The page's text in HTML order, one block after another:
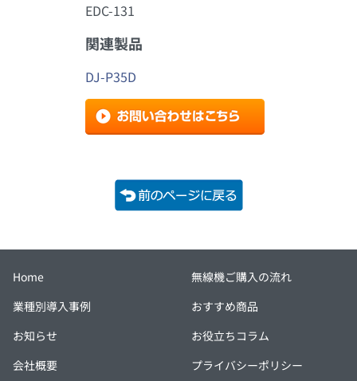
EDC-131
関連製品
DJ-P35D
Home
無線機ご購入の流れ
業種別導入事例
おすすめ商品
お知らせ
お役立ちコラム
会社概要
プライバシーポリシー